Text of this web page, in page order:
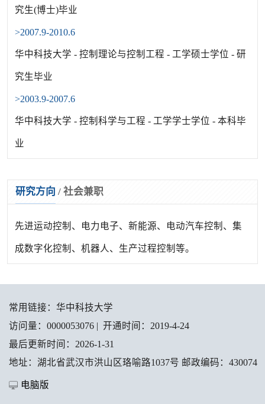
究生(博士)毕业
>2007.9-2010.6
华中科技大学 - 控制理论与控制工程 - 工学硕士学位 - 研
究生毕业
>2003.9-2007.6
华中科技大学 - 控制科学与工程 - 工学学士学位 - 本科毕
业
研究方向 / 社会兼职
先进运动控制、电力电子、新能源、电动汽车控制、集
成数字化控制、机器人、生产过程控制等。
常用链接： 华中科技大学
访问量： 0000053076| 开通时间： 2019-4-24
最后更新时间： 2026-1-31
地址：湖北省武汉市洪山区珞喻路1037号 邮政编码：430074
电脑版